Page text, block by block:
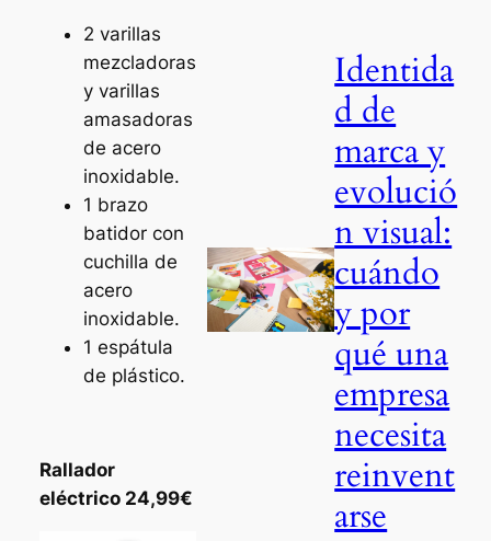
2 varillas
mezcladoras
y varillas
amasadoras
de acero
inoxidable.
1 brazo
batidor con
cuchilla de
acero
inoxidable.
1 espátula
de plástico.
Rallador
eléctrico 24,99€
Identida
d de
marca y
evolució
n visual:
cuándo
y por
qué una
empresa
necesita
reinvent
arse